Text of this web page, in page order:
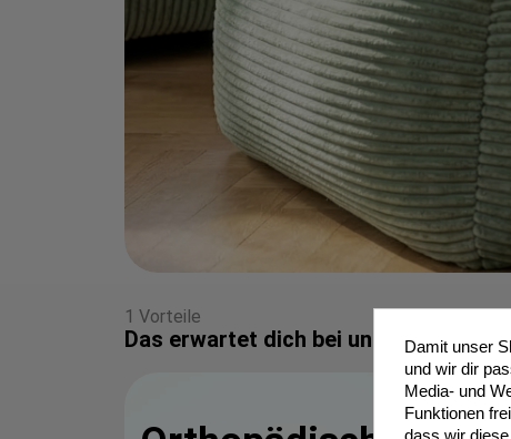
1 Vorteile
Das erwartet dich bei uns
Damit unser
und wir dir
Media- und
Funktionen
dass wir